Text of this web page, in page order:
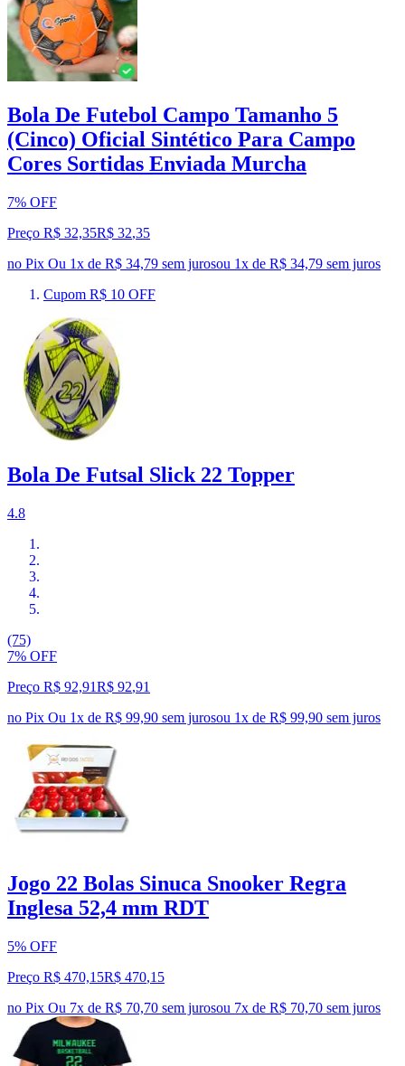
Bola De Futebol Campo Tamanho 5
(Cinco) Oficial Sintético Para Campo
Cores Sortidas Enviada Murcha
7% OFF
Preço R$ 32,35R$ 32,35
no Pix Ou 1x de R$ 34,79 sem jurosou 1x de R$ 34,79 sem juros
Cupom R$ 10 OFF
Bola De Futsal Slick 22 Topper
4.8
(75)
7% OFF
Preço R$ 92,91R$ 92,91
no Pix Ou 1x de R$ 99,90 sem jurosou 1x de R$ 99,90 sem juros
Jogo 22 Bolas Sinuca Snooker Regra
Inglesa 52,4 mm RDT
5% OFF
Preço R$ 470,15R$ 470,15
no Pix Ou 7x de R$ 70,70 sem jurosou 7x de R$ 70,70 sem juros